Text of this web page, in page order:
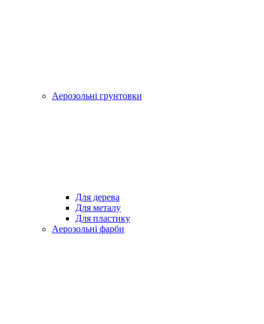
Аерозольні грунтовки
Для дерева
Для металу
Для пластику
Аерозольні фарби